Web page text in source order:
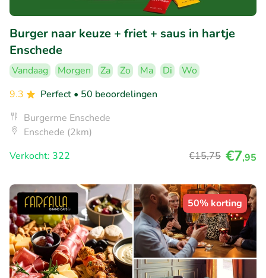
Burger naar keuze + friet + saus in hartje
Enschede
Vandaag Morgen Za Zo Ma Di
Wo
9.3
Perfect • 50 beoordelingen
Burgerme Enschede
Enschede (2km)
Verkocht: 322
€15,75 €7,95
50% korting